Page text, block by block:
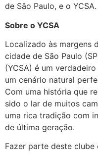
de São Paulo, e o YCSA.
Sobre o YCSA
Localizado às margens
cidade de São Paulo
(YCSA) é um
um cenário natural
Com uma história que
sido o lar de muitos
uma rica tradição com
de última geração.
Fazer parte deste